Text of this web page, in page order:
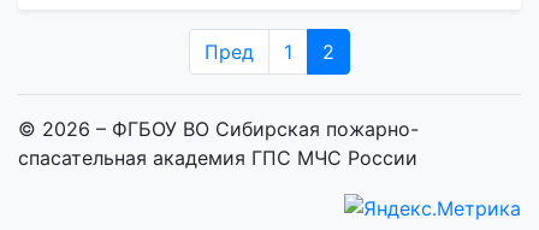
Пред 1 2
© 2026 – ФГБОУ ВО Сибирская пожарно-
спасательная академия ГПС МЧС России